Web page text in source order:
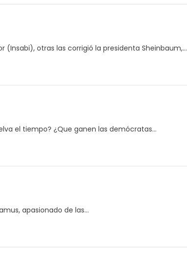
otras las corrigió la presidenta Sheinbaum,...
el tiempo? ¿Que ganen las demócratas...
apasionado de las...